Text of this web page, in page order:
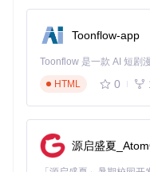
两种操作模式：选
命令行版本使用指南
命令行版本适合高级用
Toonflow-app
HTML
0
源启盛夏